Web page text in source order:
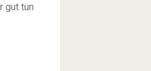
gut tun